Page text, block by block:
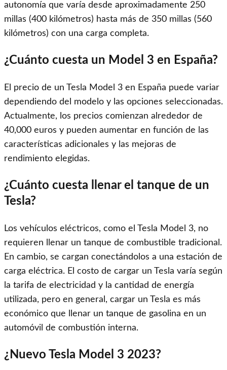
autonomía que varía desde aproximadamente 250
millas (400 kilómetros) hasta más de 350 millas (560
kilómetros) con una carga completa.
¿Cuánto cuesta un Model 3 en España?
El precio de un Tesla Model 3 en España puede variar
dependiendo del modelo y las opciones seleccionadas.
Actualmente, los precios comienzan alrededor de
40,000 euros y pueden aumentar en función de las
características adicionales y las mejoras de
rendimiento elegidas.
¿Cuánto cuesta llenar el tanque de un
Tesla?
Los vehículos eléctricos, como el Tesla Model 3, no
requieren llenar un tanque de combustible tradicional.
En cambio, se cargan conectándolos a una estación de
carga eléctrica. El costo de cargar un Tesla varía según
la tarifa de electricidad y la cantidad de energía
utilizada, pero en general, cargar un Tesla es más
económico que llenar un tanque de gasolina en un
automóvil de combustión interna.
¿Nuevo Tesla Model 3 2023?